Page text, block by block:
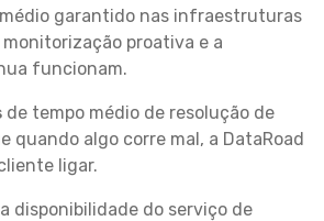
garantido nas infraestruturas
proativa e a
funcionam.
de tempo médio de resolução de
quando algo corre mal, a DataRoad
ligar.
disponibilidade do serviço de